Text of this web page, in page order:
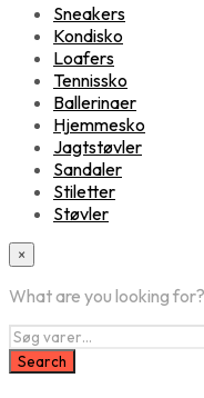
Sneakers
Kondisko
Loafers
Tennissko
Ballerinaer
Hjemmesko
Jagtstøvler
Sandaler
Stiletter
Støvler
×
What are you looking for?